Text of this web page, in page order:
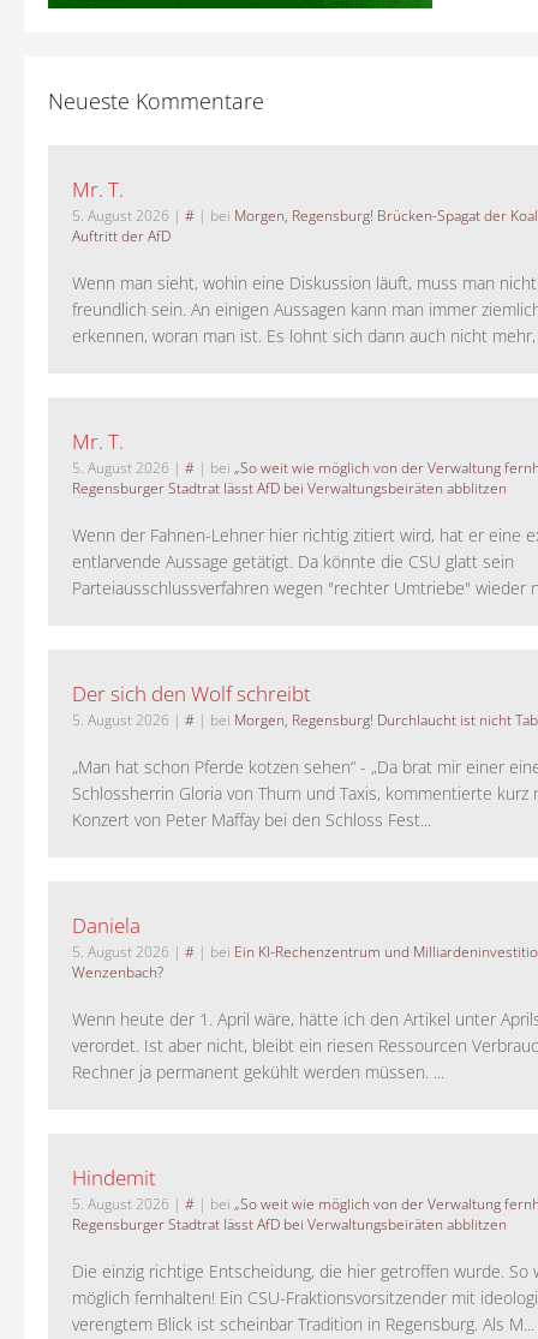
Neueste Kommentare
Mr. T.
5. August 2026 | # | bei Morgen, Regensburg! Brücken-Spagat der
Auftritt der AfD
Wenn man sieht, wohin eine Diskussion läuft, muss man
freundlich sein. An einigen Aussagen kann man immer
erkennen, woran man ist. Es lohnt sich dann auch nicht mehr,
Mr. T.
5. August 2026 | # | bei „So weit wie möglich von der Verwaltung
Regensburger Stadtrat lässt AfD bei Verwaltungsbeiräten abblitzen
Wenn der Fahnen-Lehner hier richtig zitiert wird, hat er eine
entlarvende Aussage getätigt. Da könnte die CSU glatt sein
Parteiausschlussverfahren wegen "rechter Umtriebe" wieder
Der sich den Wolf schreibt
5. August 2026 | # | bei Morgen, Regensburg! Durchlaucht ist nicht
„Man hat schon Pferde kotzen sehen“ - „Da brat mir einer
Schlossherrin Gloria von Thurn und Taxis, kommentierte kurz
Konzert von Peter Maffay bei den Schloss Fest...
Daniela
5. August 2026 | # | bei Ein KI-Rechenzentrum und
Wenzenbach?
Wenn heute der 1. April wäre, hätte ich den Artikel unter
verordet. Ist aber nicht, bleibt ein riesen Ressourcen
Rechner ja permanent gekühlt werden müssen. ...
Hindemit
5. August 2026 | # | bei „So weit wie möglich von der Verwaltung
Regensburger Stadtrat lässt AfD bei Verwaltungsbeiräten abblitzen
Die einzig richtige Entscheidung, die hier getroffen wurde. So
möglich fernhalten! Ein CSU-Fraktionsvorsitzender mit
verengtem Blick ist scheinbar Tradition in Regensburg. Als M...